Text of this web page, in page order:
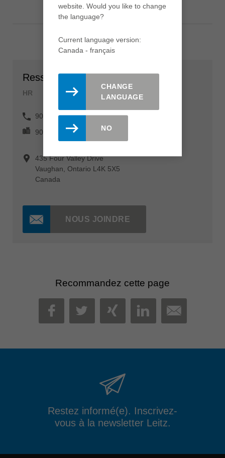
Ressources Humaines
HR
905-760-0375
905-760-8125
435 Four Valley Drive
Vaughan, Ontario L4K 5X5
Canada
NOUS JOINDRE
Recommandez cette page
FACEBOOK
TWITTER
XINGLINKEDIN
MAIL
Restez informé(e). Inscrivez-
vous à la newsletter Leitz.
website. Would you like to change
the language?
Current language version:
Canada - français
CHANGE
LANGUAGE
NO